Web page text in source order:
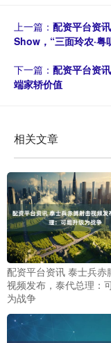
上一篇： 配资平台资
Show，“三面玲农·粤
下一篇： 配资平台资
端家轿价值
相关文章
配资平台资讯 泰士兵赤
视频发布，泰代总理：
为战争